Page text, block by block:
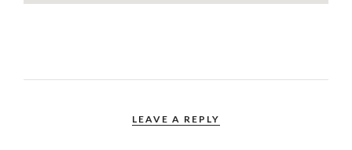
LEAVE A REPLY